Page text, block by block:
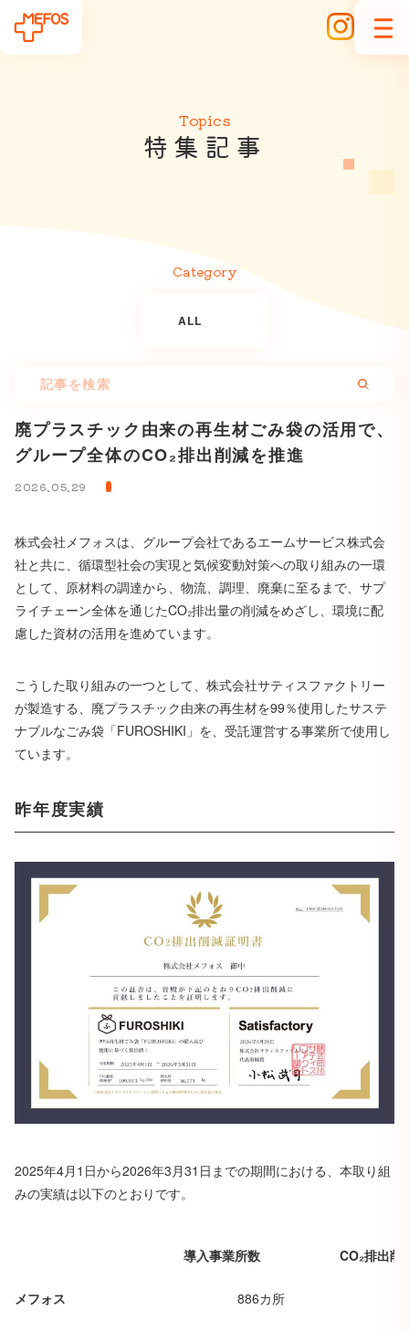
Topics
特 集 記 事
Category
ALL
廃プラスチック由来の再生材ごみ袋の活用で、
グループ全体のCO₂排出削減を推進
2026.05.29
株式会社メフォスは、グループ会社であるエームサービス株式会
社と共に、循環型社会の実現と気候変動対策への取り組みの一環
として、原材料の調達から、物流、調理、廃棄に至るまで、サプ
ライチェーン全体を通じたCO₂排出量の削減をめざし、環境に配
慮した資材の活用を進めています。
こうした取り組みの一つとして、株式会社サティスファクトリー
が製造する、廃プラスチック由来の再生材を99％使用したサステ
ナブルなごみ袋「FUROSHIKI」を、受託運営する事業所で使用し
ています。
昨年度実績
2025年4月1日から2026年3月31日までの期間における、本取り組
みの実績は以下のとおりです。
導入事業所数 CO₂排出削
メフォス 886カ所